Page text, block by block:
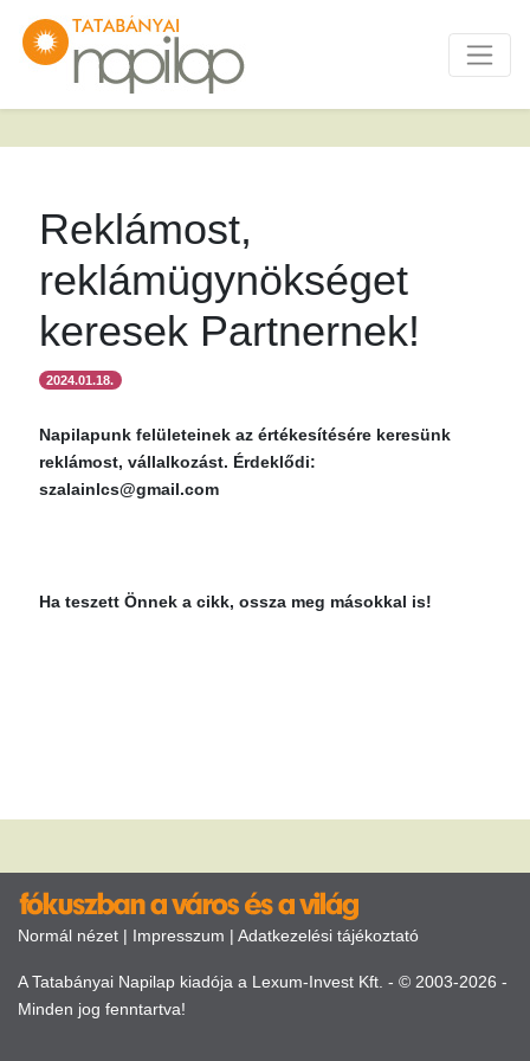
Reklámost,
reklámügynökséget
keresek Partnernek!
2024.01.18.
Napilapunk felületeinek az értékesítésére keresünk
reklámost, vállalkozást. Érdeklődi:
szalainlcs@gmail.com
Ha teszett Önnek a cikk, ossza meg másokkal is!
Normál nézet | Impresszum | Adatkezelési tájékoztató
A Tatabányai Napilap kiadója a Lexum-Invest Kft. - © 2003-2026 -
Minden jog fenntartva!